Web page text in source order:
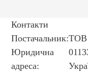
Контакти
Постачальник:ТОВ
Юридична
адреса: